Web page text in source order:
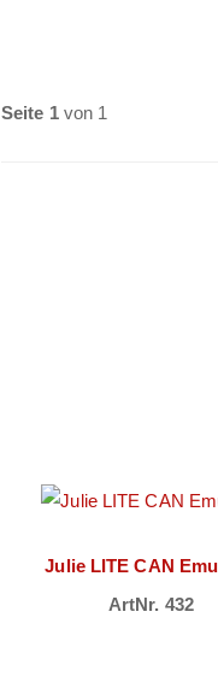
Seite 1von 1
Julie LITE CAN
ArtNr. 432